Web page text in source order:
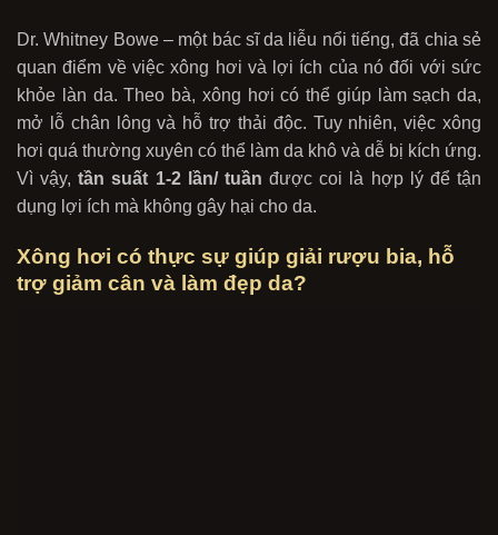
Dr. Whitney Bowe – một bác sĩ da liễu nổi tiếng, đã chia sẻ
quan điểm về việc xông hơi và lợi ích của nó đối với sức
khỏe làn da. Theo bà, xông hơi có thể giúp làm sạch da,
mở lỗ chân lông và hỗ trợ thải độc. Tuy nhiên, việc xông
hơi quá thường xuyên có thể làm da khô và dễ bị kích ứng.
Vì vậy,tần suất 1-2 lần/ tuần được coi là hợp lý để tận
dụng lợi ích mà không gây hại cho da.
Xông hơi có thực sự giúp giải rượu bia, hỗ
trợ giảm cân và làm đẹp da?